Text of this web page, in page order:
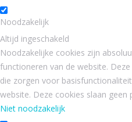
Noodzakelijk
Altijd ingeschakeld
Noodzakelijke cookies zijn
functioneren van de website.
die zorgen voor
website. Deze cookies slaan
Niet noodzakelijk